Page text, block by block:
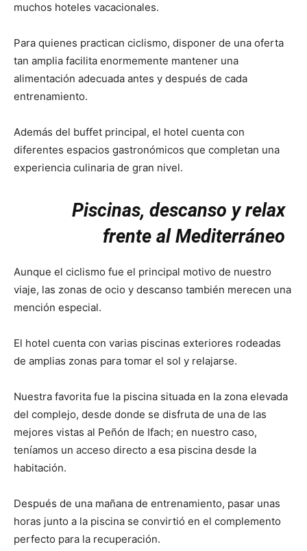
muchos hoteles vacacionales.
Para quienes practican ciclismo, disponer de una oferta
tan amplia facilita enormemente mantener una
alimentación adecuada antes y después de cada
entrenamiento.
Además del buffet principal, el hotel cuenta con
diferentes espacios gastronómicos que completan una
experiencia culinaria de gran nivel.
Piscinas, descanso y relax
frente al Mediterráneo
Aunque el ciclismo fue el principal motivo de nuestro
viaje, las zonas de ocio y descanso también merecen una
mención especial.
El hotel cuenta con varias piscinas exteriores rodeadas
de amplias zonas para tomar el sol y relajarse.
Nuestra favorita fue la piscina situada en la zona elevada
del complejo, desde donde se disfruta de una de las
mejores vistas al Peñón de Ifach; en nuestro caso,
teníamos un acceso directo a esa piscina desde la
habitación.
Después de una mañana de entrenamiento, pasar unas
horas junto a la piscina se convirtió en el complemento
perfecto para la recuperación.